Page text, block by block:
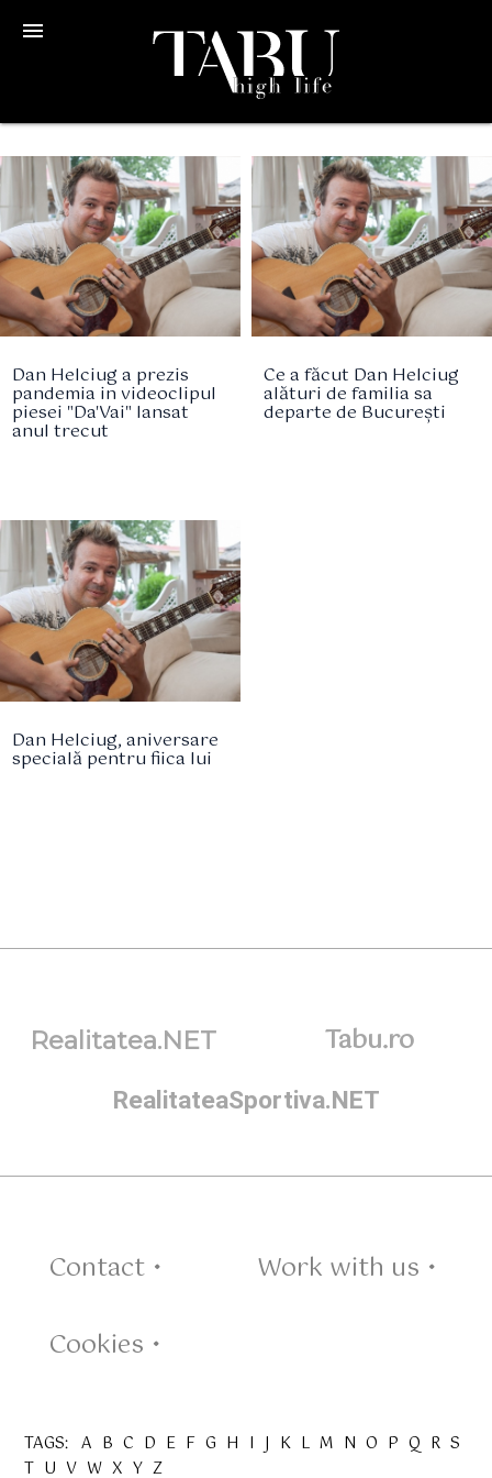
menu
Dan Helciug a prezis
pandemia in videoclipul
piesei "Da'Vai" lansat
anul trecut
Ce a făcut Dan Helciug
alături de familia sa
departe de București
Dan Helciug, aniversare
specială pentru fiica lui
Realitatea.NET Tabu.ro
RealitateaSportiva.NET
Contact •
Work with us •
Cookies •
TAGS: A B C D E F G H I J K L M N O P Q R S
T U V W X Y Z